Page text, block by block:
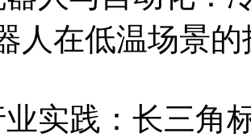
人在低温场景
业实践：长三角